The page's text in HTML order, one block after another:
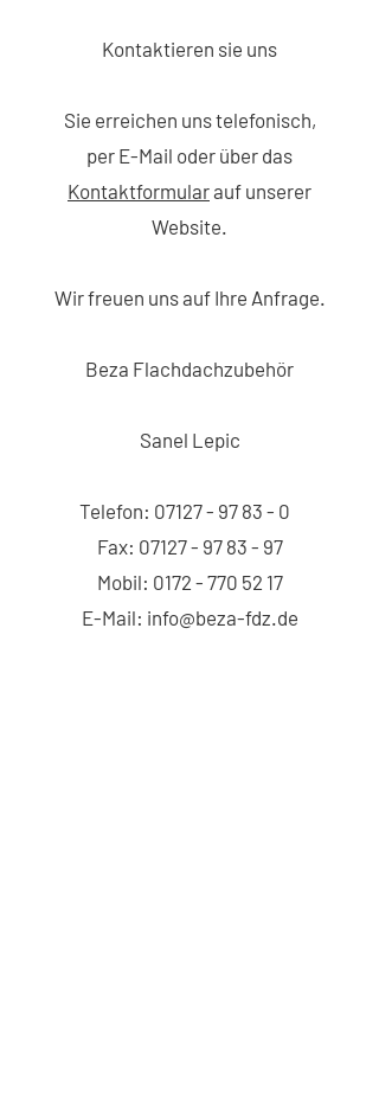
Kontaktieren sie uns
Sie erreichen uns telefonisch,
per E-Mail oder über das
Kontaktformularauf unserer
Website.
Wir freuen uns auf Ihre Anfrage.
Beza Flachdachzubehör
Sanel Lepic
Telefon: 07127 - 97 83 - 0
Fax: 07127 - 97 83 - 97
Mobil: 0172 - 770 52 17
E-Mail: info@beza-fdz.de